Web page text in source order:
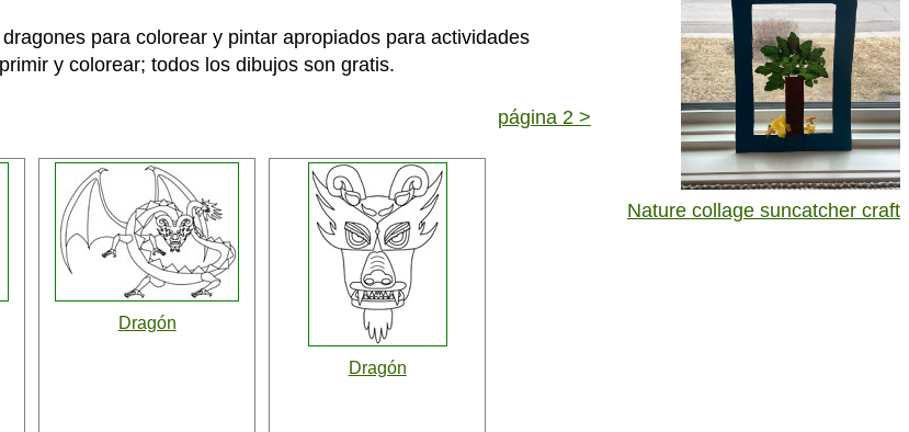
para colorear y pintar apropiados para actividades
y colorear; todos los dibujos son gratis.
página 2 >
Dragón
Dragón
Nature collage suncatcher craft